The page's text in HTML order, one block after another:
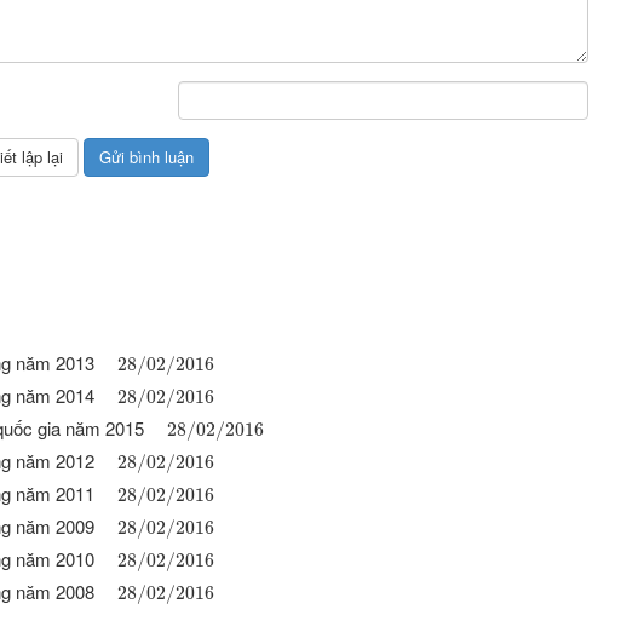
năm 2013 28/02/2016
năm 2014 28/02/2016
gia năm 2015 28/02/2016
năm 2012 28/02/2016
năm 2011 28/02/2016
năm 2009 28/02/2016
năm 2010 28/02/2016
năm 2008 28/02/2016